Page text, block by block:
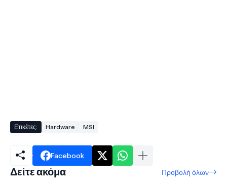
Ετικέτες: Hardware MSI
Facebook
Δείτε ακόμα Προβολή όλων